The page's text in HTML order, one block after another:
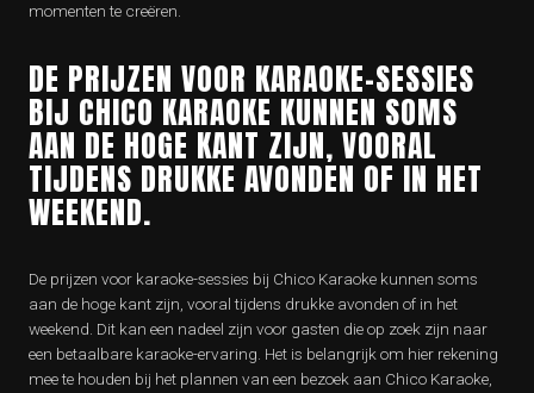
momenten te creëren.
DE PRIJZEN VOOR KARAOKE-SESSIES
BIJ CHICO KARAOKE KUNNEN SOMS
AAN DE HOGE KANT ZIJN, VOORAL
TIJDENS DRUKKE AVONDEN OF IN HET
WEEKEND.
De prijzen voor karaoke-sessies bij Chico Karaoke kunnen soms
aan de hoge kant zijn, vooral tijdens drukke avonden of in het
weekend. Dit kan een nadeel zijn voor gasten die op zoek zijn naar
een betaalbare karaoke-ervaring. Het is belangrijk om hier rekening
mee te houden bij het plannen van een bezoek aan Chico Karaoke,